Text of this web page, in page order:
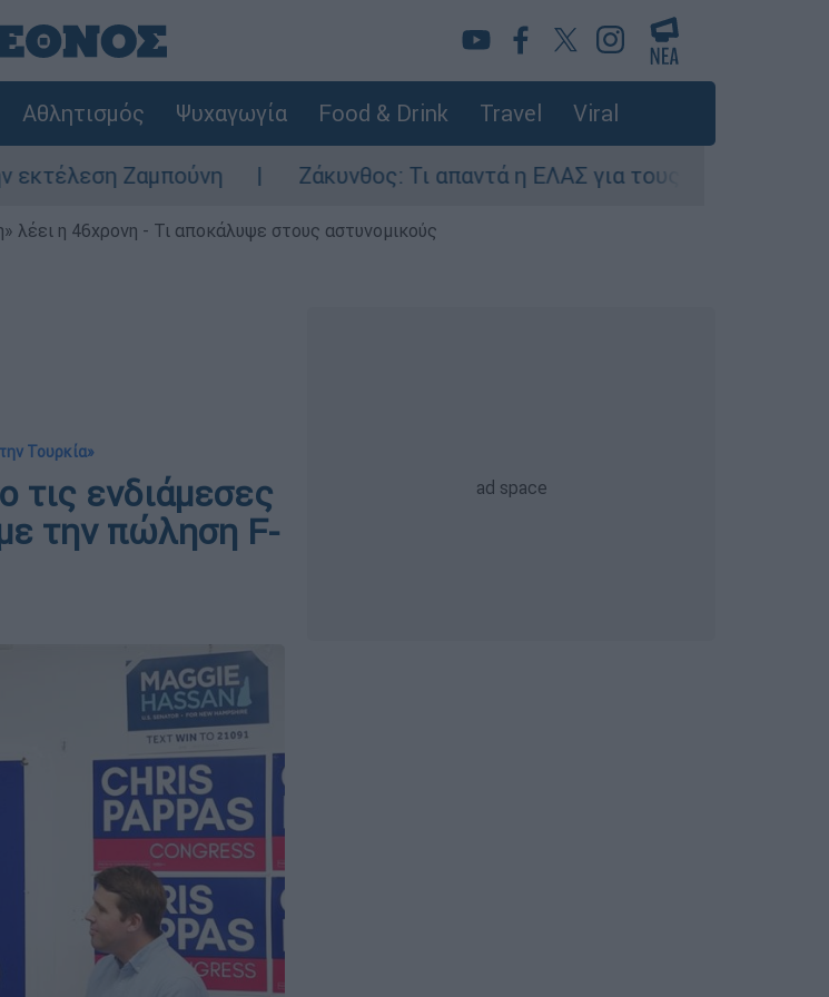
Αθλητισμός Ψυχαγωγία Food & Drink Travel Viral
Ζαμπούνη Ζάκυνθος: Τι απαντά η ΕΛΑΣ για τους 8 βιασμούς
λέει η 46χρονη - Τι αποκάλυψε στους αστυνομικούς
Τουρκία»
ενδιάμεσες
την πώληση F-